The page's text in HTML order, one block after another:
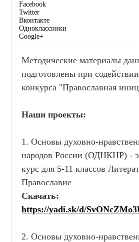
Facebook
Twitter
Вконтакте
Одноклассники
Google+
Методические материалы
подготовлены при
конкурса "Православная
Наши проекты:
1. Основы духовно-
народов России (ОДНКНР) -
курс для 5-11 классов
Православие
Скачать:
https://yadi.sk/d/
2. Основы духовно-